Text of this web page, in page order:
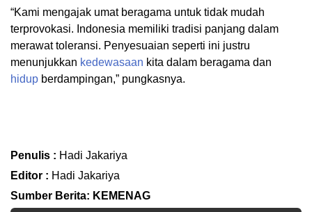
“Kami mengajak umat beragama untuk tidak mudah
terprovokasi. Indonesia memiliki tradisi panjang dalam
merawat toleransi. Penyesuaian seperti ini justru
menunjukkan kedewasaan kita dalam beragama dan
hidup berdampingan,” pungkasnya.
Penulis : Hadi Jakariya
Editor : Hadi Jakariya
Sumber Berita: KEMENAG